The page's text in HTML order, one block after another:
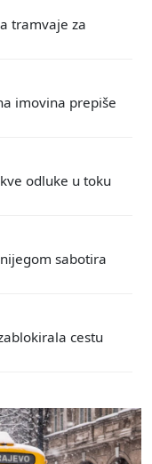
tramvaje za
imovina prepiše
odluke u toku
sabotira
cestu